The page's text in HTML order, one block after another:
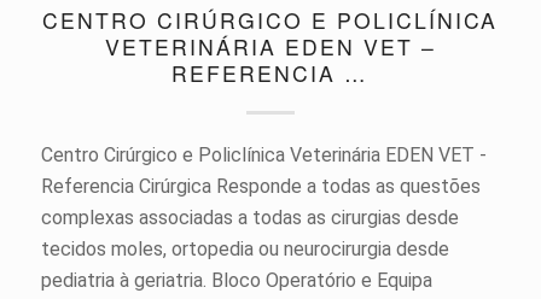
CENTRO CIRÚRGICO E POLICLÍNICA
VETERINÁRIA EDEN VET –
REFERENCIA …
Centro Cirúrgico e Policlínica Veterinária EDEN VET -
Referencia Cirúrgica Responde a todas as questões
complexas associadas a todas as cirurgias desde
tecidos moles, ortopedia ou neurocirurgia desde
pediatria à geriatria. Bloco Operatório e Equipa